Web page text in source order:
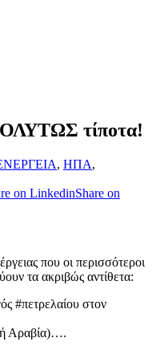
τίποτα!
, ΗΠΑ,
on LinkedinShare on
που οι περισσότεροι
τα ακριβώς αντίθετα:
#πετρελαίου στον
Αραβία)….